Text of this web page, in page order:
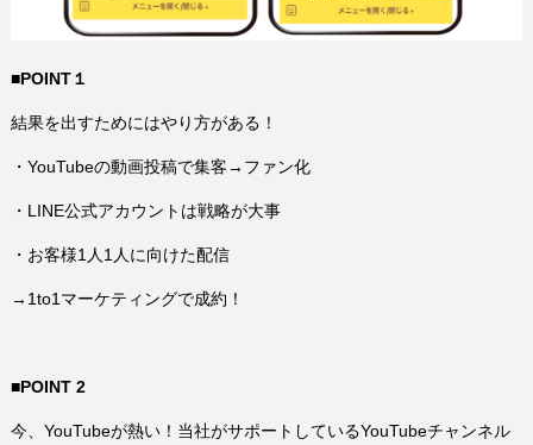
■POINT１
結果を出すためにはやり方がある！
・YouTubeの動画投稿で集客→ファン化
・LINE公式アカウントは戦略が大事
・お客様1人1人に向けた配信
→1to1マーケティングで成約！
■POINT 2
今、YouTubeが熱い！当社がサポートしているYouTubeチャンネル